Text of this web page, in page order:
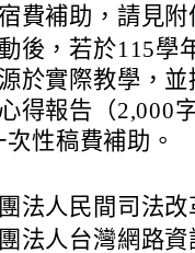
費補助，請見
後，若於115學
於實際教學，
得報告（2,000
性稿費補助。
法人民間司法
法人台灣網路